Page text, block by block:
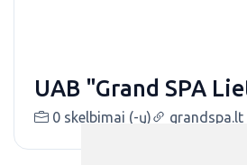
UAB "Grand SPA
0 skelbimai (-ų) grandspa.lt